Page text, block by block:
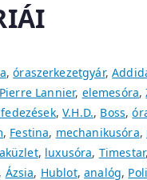
,óraszerkezetgyár,
Pierre Lannier, elemesóra,
,V.H.D., Boss,
, Festina, mechanikusóra,
, luxusóra, Timestar,
, Ázsia, Hublot,analóg,